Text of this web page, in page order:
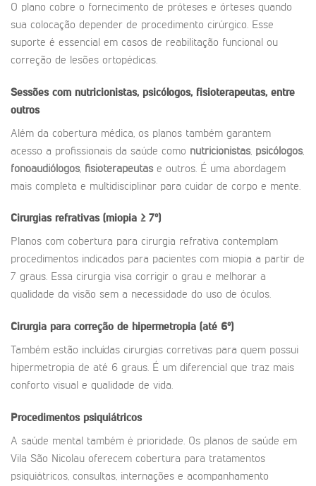
O plano cobre o fornecimento de próteses e órteses quando
sua colocação depender de procedimento cirúrgico. Esse
suporte é essencial em casos de reabilitação funcional ou
correção de lesões ortopédicas.
Sessões com nutricionistas, psicólogos, fisioterapeutas, entre
outros
Além da cobertura médica, os planos também garantem
acesso a profissionais da saúde como nutricionistas, psicólogos,
fonoaudiólogos, fisioterapeutase outros. É uma abordagem
mais completa e multidisciplinar para cuidar de corpo e mente.
Cirurgias refrativas (miopia ≥ 7º)
Planos com cobertura para cirurgia refrativa contemplam
procedimentos indicados para pacientes com miopia a partir de
7 graus. Essa cirurgia visa corrigir o grau e melhorar a
qualidade da visão sem a necessidade do uso de óculos.
Cirurgia para correção de hipermetropia (até 6º)
Também estão incluídas cirurgias corretivas para quem possui
hipermetropia de até 6 graus. É um diferencial que traz mais
conforto visual e qualidade de vida.
Procedimentos psiquiátricos
A saúde mental também é prioridade. Os planos de saúde em
Vila São Nicolau oferecem cobertura para tratamentos
psiquiátricos, consultas, internações e acompanhamento